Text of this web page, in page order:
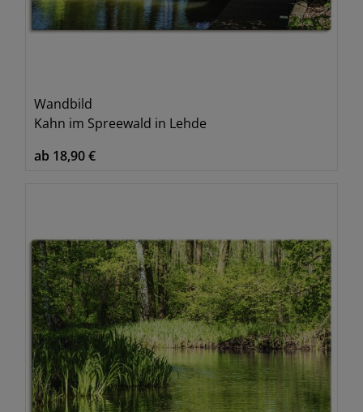
Wandbild
Kahn im Spreewald in Lehde
ab 18,90 €